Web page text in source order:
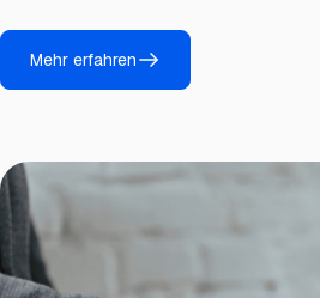
Mehr erfahren